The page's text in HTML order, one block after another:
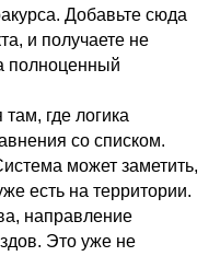
Добавьте сюда
и получаете не
полноценный
где логика
со списком.
может заметить,
есть на территории.
направление
Это уже не